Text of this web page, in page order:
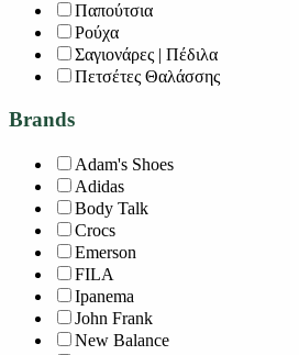
Παπούτσια
Ρούχα
Σαγιονάρες | Πέδιλα
Πετσέτες Θαλάσσης
Brands
Adam's Shoes
Adidas
Body Talk
Crocs
Emerson
FILA
Ipanema
John Frank
New Balance